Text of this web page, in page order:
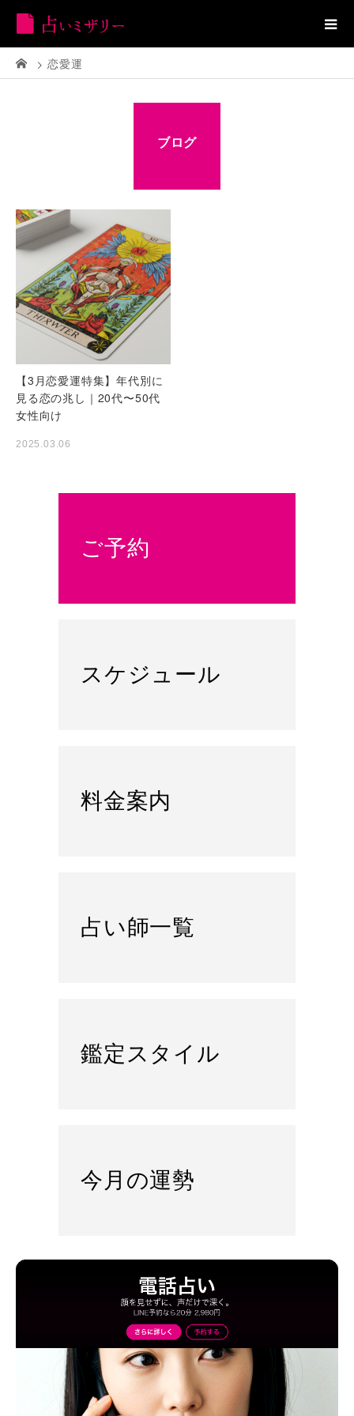
恋愛運
ブログ
【3月恋愛運特集】年代別に
見る恋の兆し｜20代〜50代
女性向け
2025.03.06
ご予約
スケジュール
料金案内
占い師一覧
鑑定スタイル
今月の運勢